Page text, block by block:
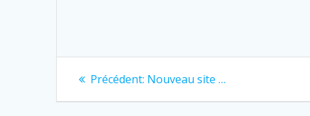
Navigation
de
Précédent: Previous
Nouveau site …